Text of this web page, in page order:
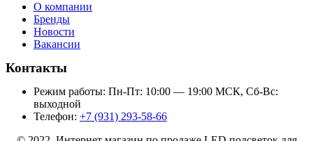
О компании
Бренды
Новости
Вакансии
Контакты
Режим работы: Пн-Пт: 10:00 — 19:00 МСК, Сб-Вс:
выходной
Телефон: +7 (931) 293-58-66